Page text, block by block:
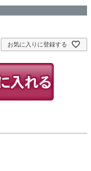
お気に入りに登録する